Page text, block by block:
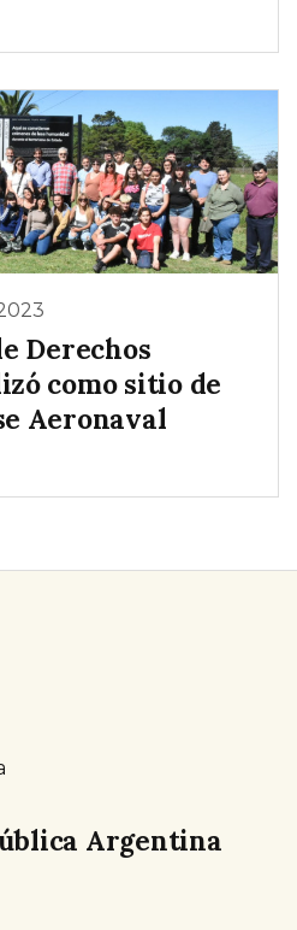
Derechos
como sitio de
Aeronaval
Argentina